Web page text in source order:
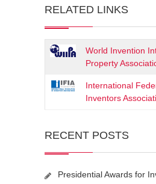
RELATED LINKS
World Invention
Property
International
Inventors
RECENT POSTS
Presidential Awards for